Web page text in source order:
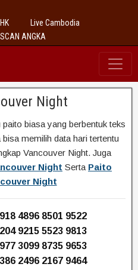
Live Cambodia
SCAN ANGKA
Night
paito biasa yang berbentuk teks
memilih data hari tertentu
Vancouver Night. Juga
Night Serta Paito
Night
4896 8501 9522
9215 5523 9813
3099 8735 9653
2496 2167 9464